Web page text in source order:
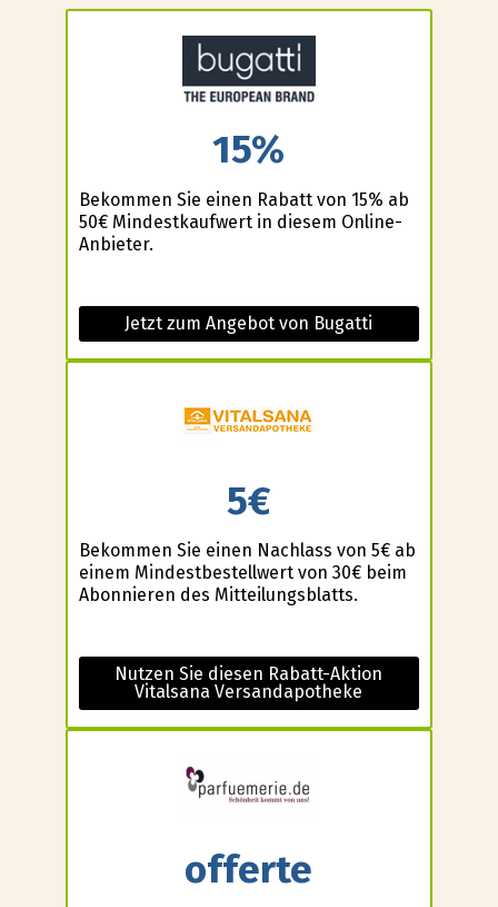
15%
Bekommen Sie einen Rabatt von 15% ab
50€ Mindestkaufwert in diesem Online-
Anbieter.
Jetzt zum Angebot von Bugatti
5€
Bekommen Sie einen Nachlass von 5€ ab
einem Mindestbestellwert von 30€ beim
Abonnieren des Mitteilungsblatts.
Nutzen Sie diesen Rabatt-Aktion
Vitalsana Versandapotheke
offerte